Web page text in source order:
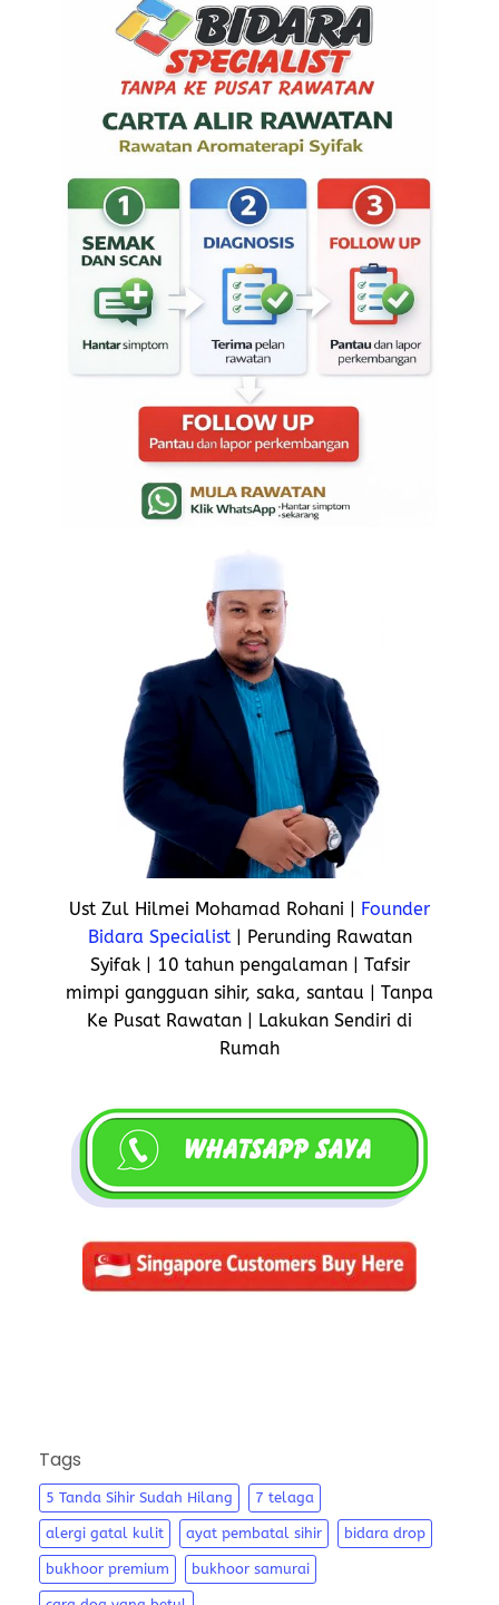
Ust Zul Hilmei Mohamad Rohani | Founder
Bidara Specialist| Perunding Rawatan
Syifak | 10 tahun pengalaman | Tafsir
mimpi gangguan sihir, saka, santau | Tanpa
Ke Pusat Rawatan | Lakukan Sendiri di
Rumah
Tags
5 Tanda Sihir Sudah Hilang 7 telaga
alergi gatal kulit ayat pembatal sihir bidara drop
bukhoor premium bukhoor samurai